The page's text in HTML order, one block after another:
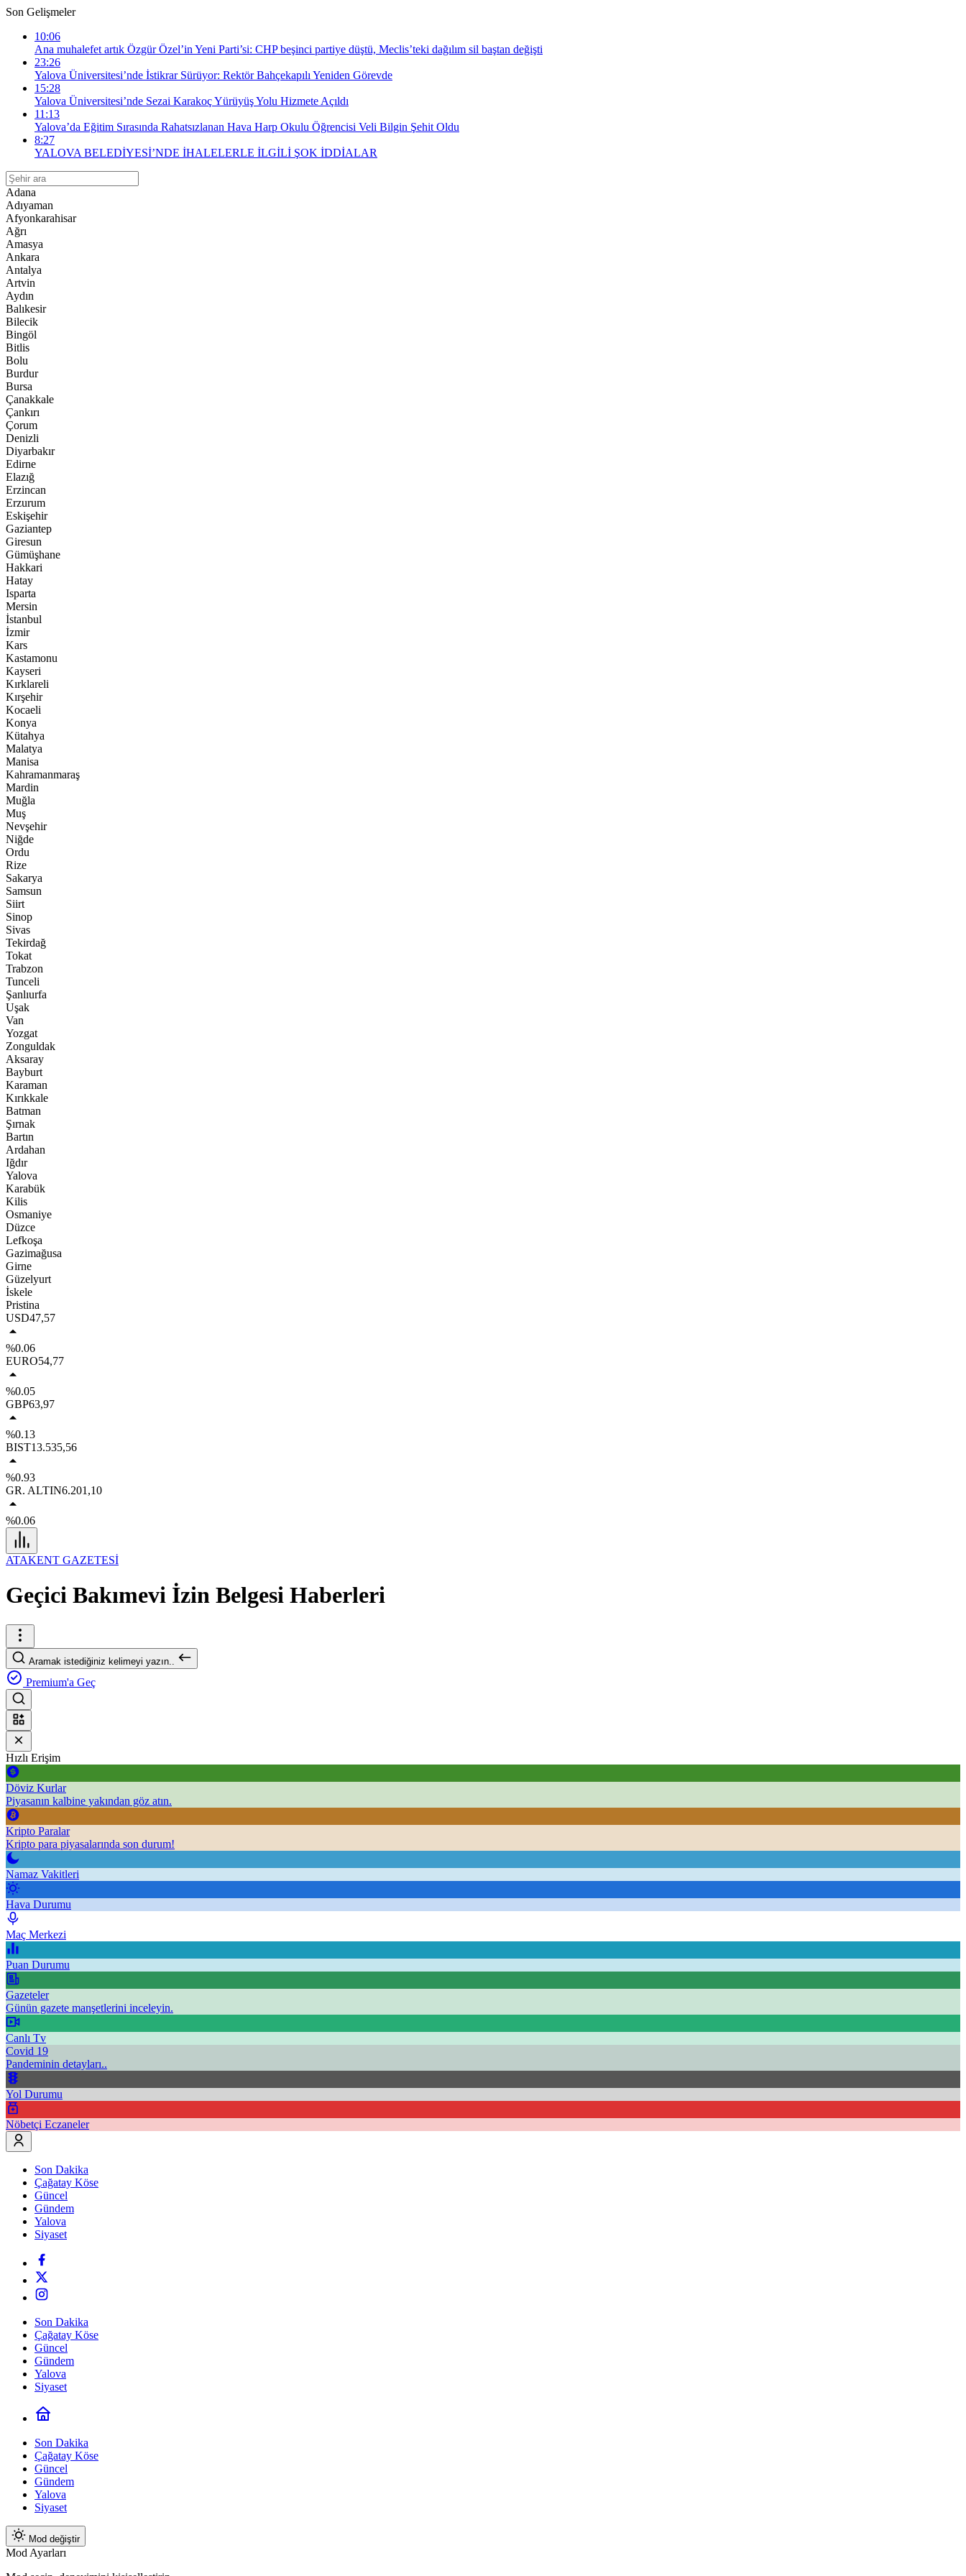
Son Gelişmeler
10:06
Ana muhalefet artık Özgür Özel’in Yeni Parti’si: CHP beşinci partiye düştü, Meclis’teki dağılım sil baştan değişti
23:26
Yalova Üniversitesi’nde İstikrar Sürüyor: Rektör Bahçekapılı Yeniden Görevde
15:28
Yalova Üniversitesi’nde Sezai Karakoç Yürüyüş Yolu Hizmete Açıldı
11:13
Yalova’da Eğitim Sırasında Rahatsızlanan Hava Harp Okulu Öğrencisi Veli Bilgin Şehit Oldu
8:27
YALOVA BELEDİYESİ’NDE İHALELERLE İLGİLİ ŞOK İDDİALAR
Adana
Adıyaman
Afyonkarahisar
Ağrı
Amasya
Ankara
Antalya
Artvin
Aydın
Balıkesir
Bilecik
Bingöl
Bitlis
Bolu
Burdur
Bursa
Çanakkale
Çankırı
Çorum
Denizli
Diyarbakır
Edirne
Elazığ
Erzincan
Erzurum
Eskişehir
Gaziantep
Giresun
Gümüşhane
Hakkari
Hatay
Isparta
Mersin
İstanbul
İzmir
Kars
Kastamonu
Kayseri
Kırklareli
Kırşehir
Kocaeli
Konya
Kütahya
Malatya
Manisa
Kahramanmaraş
Mardin
Muğla
Muş
Nevşehir
Niğde
Ordu
Rize
Sakarya
Samsun
Siirt
Sinop
Sivas
Tekirdağ
Tokat
Trabzon
Tunceli
Şanlıurfa
Uşak
Van
Yozgat
Zonguldak
Aksaray
Bayburt
Karaman
Kırıkkale
Batman
Şırnak
Bartın
Ardahan
Iğdır
Yalova
Karabük
Kilis
Osmaniye
Düzce
Lefkoşa
Gazimağusa
Girne
Güzelyurt
İskele
Pristina
USD47,57
%0.06
EURO54,77
%0.05
GBP63,97
%0.13
BIST13.535,56
%0.93
GR. ALTIN6.201,10
%0.06
ATAKENT GAZETESİ
Geçici Bakımevi İzin Belgesi Haberleri
Aramak istediğiniz kelimeyi yazın..
Premium'a Geç
Hızlı Erişim
Döviz Kurlar
Piyasanın kalbine yakından göz atın.
Kripto Paralar
Kripto para piyasalarında son durum!
Namaz Vakitleri
Hava Durumu
Maç Merkezi
Puan Durumu
Gazeteler
Günün gazete manşetlerini inceleyin.
Canlı Tv
Covid 19
Pandeminin detayları..
Yol Durumu
Nöbetçi Eczaneler
Son Dakika
Çağatay Köse
Güncel
Gündem
Yalova
Siyaset
Son Dakika
Çağatay Köse
Güncel
Gündem
Yalova
Siyaset
Son Dakika
Çağatay Köse
Güncel
Gündem
Yalova
Siyaset
Mod değiştir
Mod Ayarları